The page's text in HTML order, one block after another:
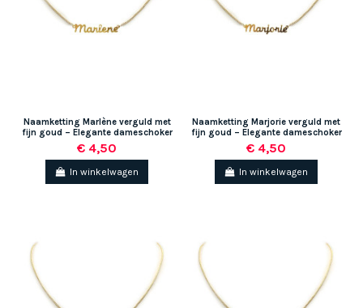
Naamketting Marlène verguld met
fijn goud – Elegante dameschoker
€ 4,50
In winkelwagen
Naamketting Marjorie verguld met
fijn goud – Elegante dameschoker
€ 4,50
In winkelwagen